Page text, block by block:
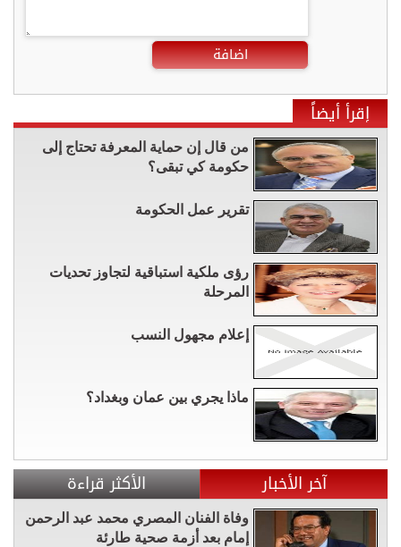
اضافة
إقرأ أيضاً
من قال إن حماية المعرفة تحتاج إلى
حكومة كي تبقى؟
تقرير عمل الحكومة
رؤى ملكية استباقية لتجاوز تحديات
المرحلة
إعلام مجهول النسب
ماذا يجري بين عمان وبغداد؟
آخر الأخبار الأكثر قراءة
وفاة الفنان المصري محمد عبد الرحمن
إمام بعد أزمة صحية طارئة